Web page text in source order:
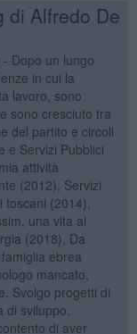
di Alfredo De
Dopo un lungo
in cui la
lavoro, sono
sono cresciuto tra
del partito e circoli
e Servizi Pubblici
attività
(2012), Servizi
(2014),
una vita al
(2018), Da
ebrea
mancato,
Svolgo progetti di
sviluppo.
di aver